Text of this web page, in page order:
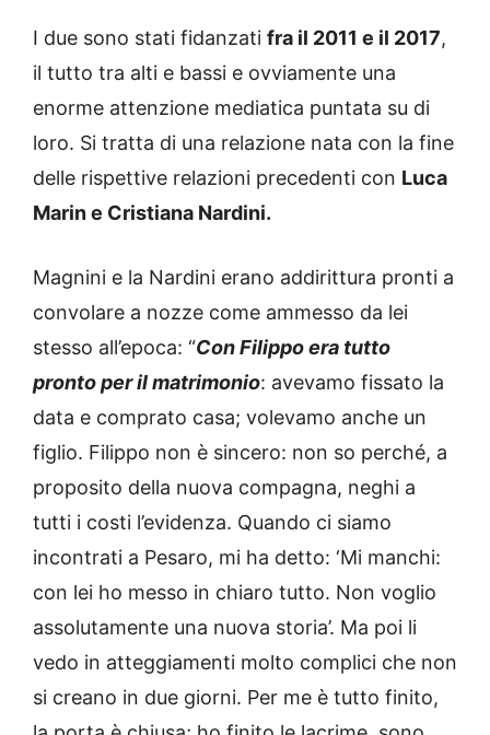
I due sono stati fidanzati fra il 2011 e il 2017,
il tutto tra alti e bassi e ovviamente una
enorme attenzione mediatica puntata su di
loro. Si tratta di una relazione nata con la fine
delle rispettive relazioni precedenti con Luca
Marin e Cristiana Nardini.
Magnini e la Nardini erano addirittura pronti a
convolare a nozze come ammesso da lei
stesso all’epoca: “Con Filippo era tutto
pronto per il matrimonio: avevamo fissato la
data e comprato casa; volevamo anche un
figlio. Filippo non è sincero: non so perché, a
proposito della nuova compagna, neghi a
tutti i costi l’evidenza. Quando ci siamo
incontrati a Pesaro, mi ha detto: ‘Mi manchi:
con lei ho messo in chiaro tutto. Non voglio
assolutamente una nuova storia’. Ma poi li
vedo in atteggiamenti molto complici che non
si creano in due giorni. Per me è tutto finito,